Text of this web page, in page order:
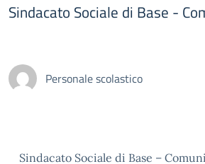
Sindacato Sociale di Base -
Personale scolastico
Sindacato Sociale di Base –